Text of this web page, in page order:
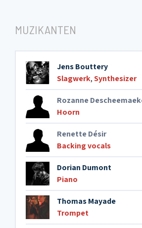
MUZIKANTEN
Jens Bouttery
Slagwerk,Synthesizer
Rozanne
Hoorn
Renette Désir
Backing vocals
Dorian Dumont
Piano
Thomas Mayade
Trompet